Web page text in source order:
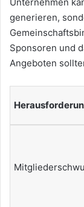
generieren,
Sponsoren und
Angeboten